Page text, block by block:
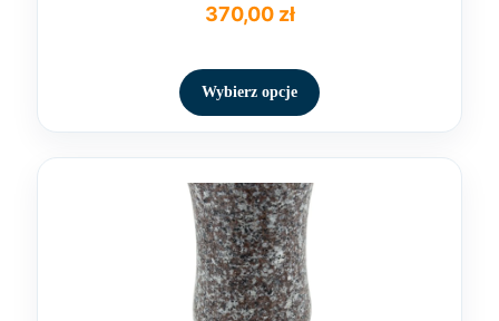
370,00 zł
Wybierz opcje
produkt
ma